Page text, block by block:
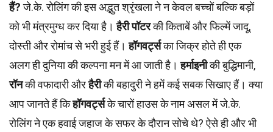
हैं?जे.के. रोलिंग की इस अद्भुत श्रृंखला ने न केवल बच्चों बल्कि बड़ों
को भी मंत्रमुग्ध कर दिया है।हैरी पॉटरकी किताबें और फिल्में जादू,
दोस्ती और रोमांच से भरी हुई हैं।हॉगवर्ट्सका जिक्र होते ही एक
अलग ही दुनिया की कल्पना मन में आ जाती है।हर्माइनीकी बुद्धिमानी,
रॉनकी वफादारी औरहैरीकी बहादुरी ने हमें कई सबक सिखाए हैं। क्या
आप जानते हैं किहॉगवर्ट्सके चारों हाउस के नाम असल में जे.के.
रोलिंग ने एक हवाई जहाज के सफर के दौरान सोचे थे? ऐसे ही और भी